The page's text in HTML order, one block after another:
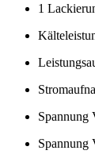
1
Spannung
Spannung